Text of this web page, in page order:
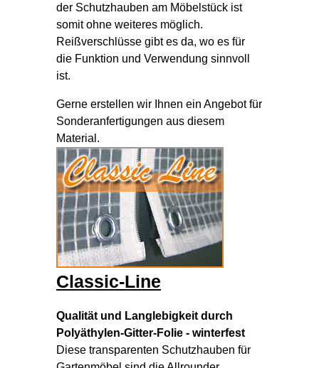
der Schutzhauben am Möbelstück ist
somit ohne weiteres möglich.
Reißverschlüsse gibt es da, wo es für
die Funktion und Verwendung sinnvoll
ist.
Gerne erstellen wir Ihnen ein Angebot für
Sonderanfertigungen aus diesem
Material.
Classic-Line
Qualität und Langlebigkeit durch
Polyäthylen-Gitter-Folie - winterfest
Diese transparenten Schutzhauben für